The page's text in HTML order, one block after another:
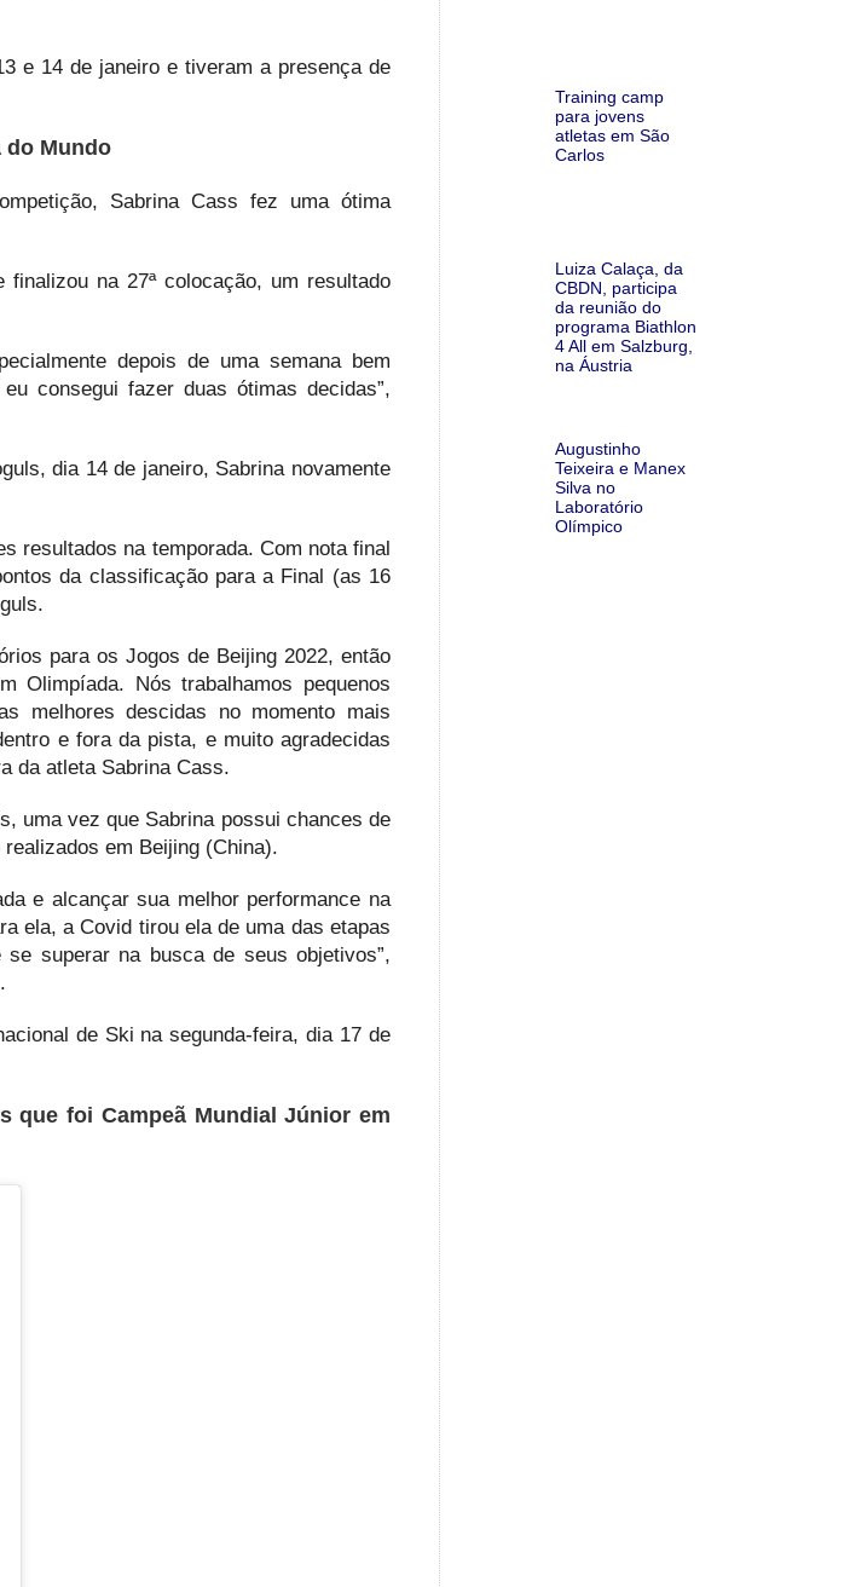
e 14 de janeiro e tiveram a presença de
do Mundo
Sabrina Cass fez uma ótima
na 27ª colocação, um resultado
depois de uma semana bem
consegui fazer duas ótimas decidas”,
dia 14 de janeiro, Sabrina novamente
resultados na temporada. Com nota final
da classificação para a Final (as 16
para os Jogos de Beijing 2022, então
Olimpíada. Nós trabalhamos pequenos
melhores descidas no momento mais
e fora da pista, e muito agradecidas
da atleta Sabrina Cass.
uma vez que Sabrina possui chances de
em Beijing (China).
e alcançar sua melhor performance na
ela, a Covid tirou ela de uma das etapas
superar na busca de seus objetivos”,
de Ski na segunda-feira, dia 17 de
que foi Campeã Mundial Júnior em
Training camp
para jovens
atletas em São
Carlos
Luiza Calaça, da
CBDN, participa
da reunião do
programa Biathlon
4 All em Salzburg,
na Áustria
Augustinho
Teixeira e Manex
Silva no
Laboratório
Olímpico